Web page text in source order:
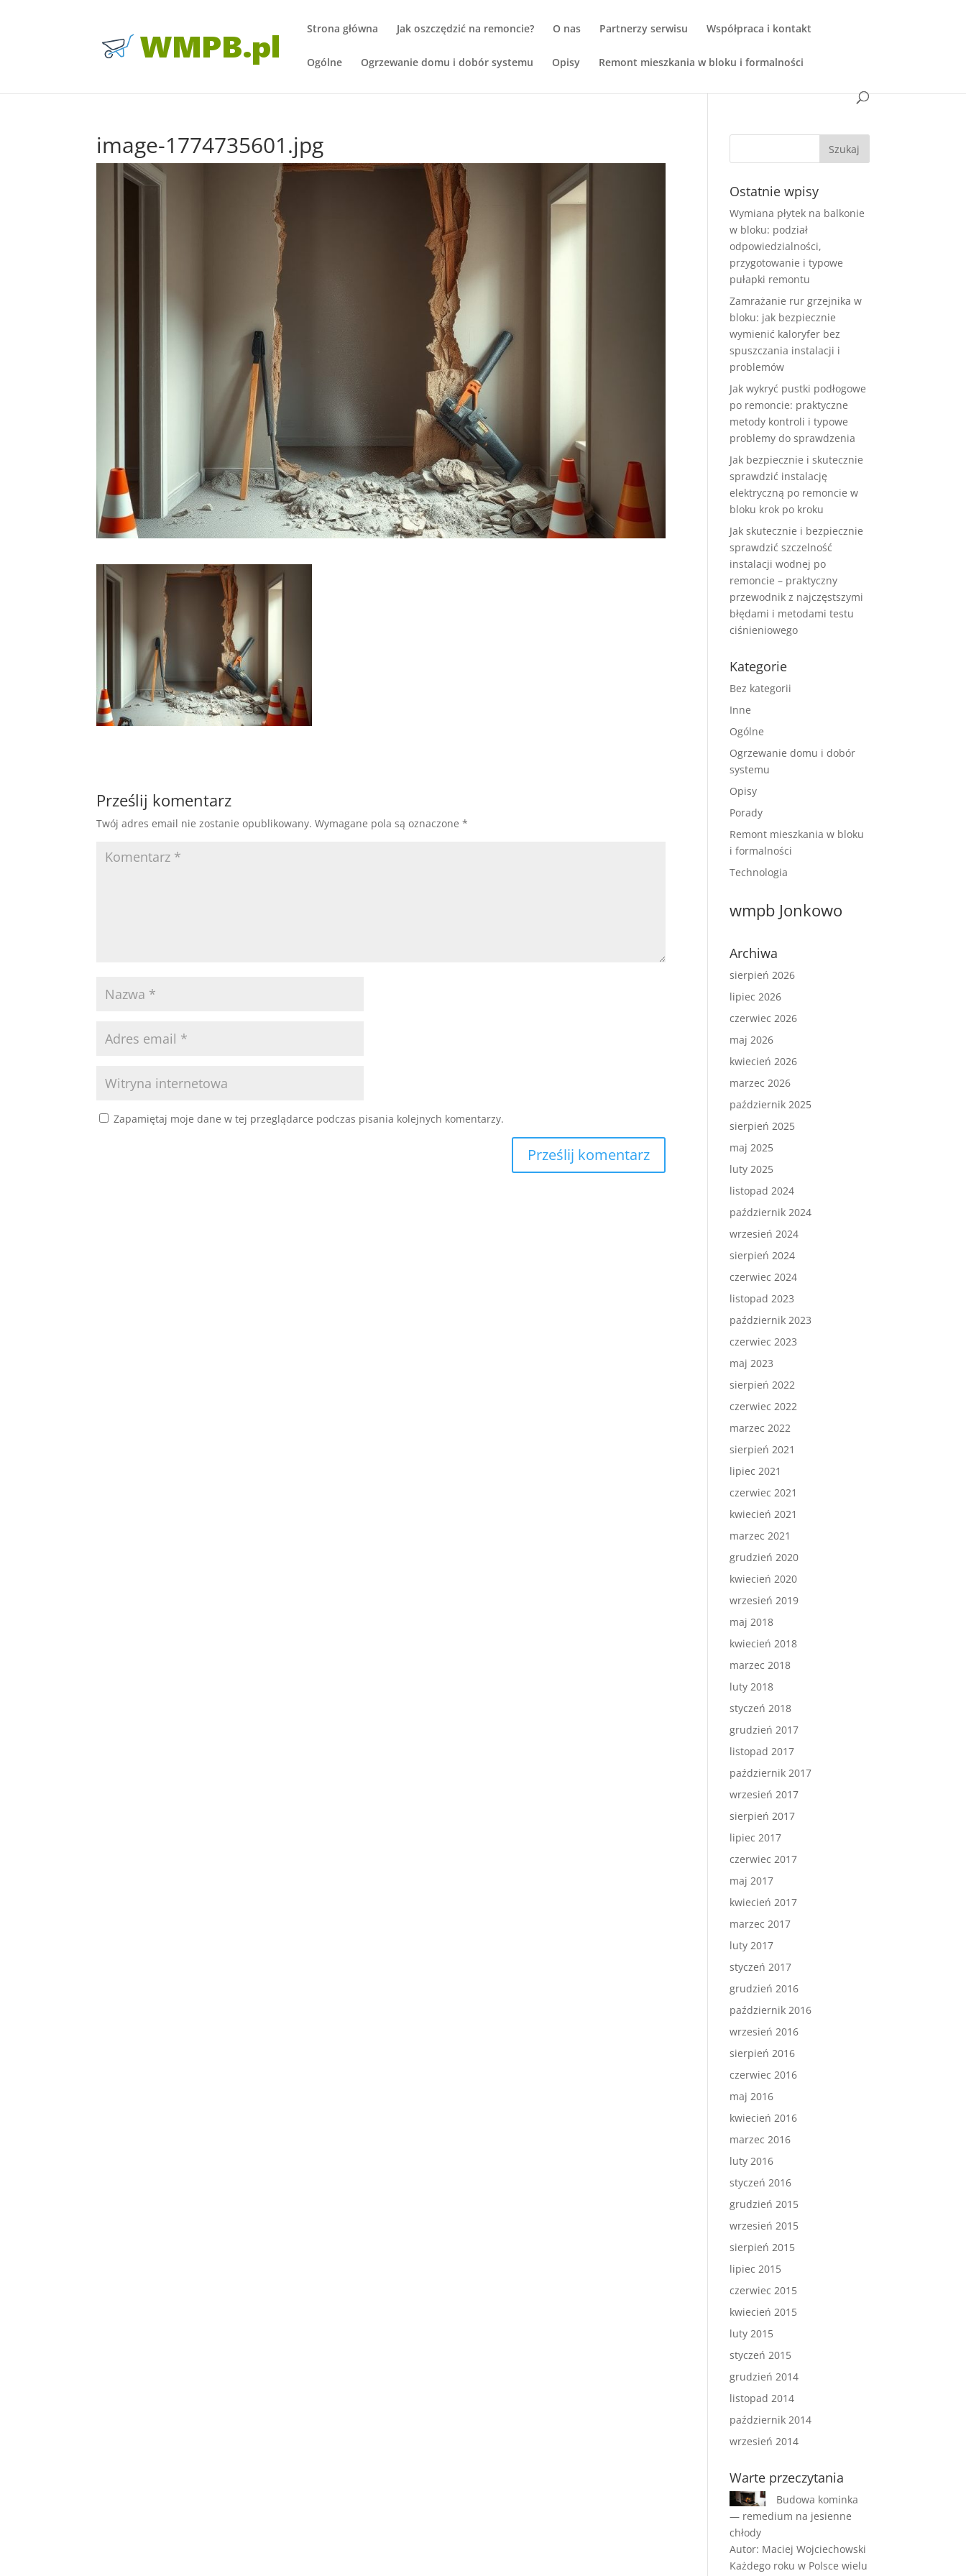
Strona główna Jak oszczędzić na remoncie? O nas Partnerzy serwisu Współpraca i kontakt
Ogólne Ogrzewanie domu i dobór systemu Opisy Remont mieszkania w bloku i formalności
image-1774735601.jpg
Prześlij komentarz
Twój adres email nie zostanie opublikowany. Wymagane pola są oznaczone*
Zapamiętaj moje dane w tej przeglądarce podczas pisania kolejnych komentarzy.
Ostatnie wpisy
Wymiana płytek na balkonie
w bloku: podział
odpowiedzialności,
przygotowanie i typowe
pułapki remontu
Zamrażanie rur grzejnika w
bloku: jak bezpiecznie
wymienić kaloryfer bez
spuszczania instalacji i
problemów
Jak wykryć pustki podłogowe
po remoncie: praktyczne
metody kontroli i typowe
problemy do sprawdzenia
Jak bezpiecznie i skutecznie
sprawdzić instalację
elektryczną po remoncie w
bloku krok po kroku
Jak skutecznie i bezpiecznie
sprawdzić szczelność
instalacji wodnej po
remoncie – praktyczny
przewodnik z najczęstszymi
błędami i metodami testu
ciśnieniowego
Kategorie
Bez kategorii
Inne
Ogólne
Ogrzewanie domu i dobór
systemu
Opisy
Porady
Remont mieszkania w bloku
i formalności
Technologia
wmpb Jonkowo
Archiwa
sierpień 2026
lipiec 2026
czerwiec 2026
maj 2026
kwiecień 2026
marzec 2026
październik 2025
sierpień 2025
maj 2025
luty 2025
listopad 2024
październik 2024
wrzesień 2024
sierpień 2024
czerwiec 2024
listopad 2023
październik 2023
czerwiec 2023
maj 2023
sierpień 2022
czerwiec 2022
marzec 2022
sierpień 2021
lipiec 2021
czerwiec 2021
kwiecień 2021
marzec 2021
grudzień 2020
kwiecień 2020
wrzesień 2019
maj 2018
kwiecień 2018
marzec 2018
luty 2018
styczeń 2018
grudzień 2017
listopad 2017
październik 2017
wrzesień 2017
sierpień 2017
lipiec 2017
czerwiec 2017
maj 2017
kwiecień 2017
marzec 2017
luty 2017
styczeń 2017
grudzień 2016
październik 2016
wrzesień 2016
sierpień 2016
czerwiec 2016
maj 2016
kwiecień 2016
marzec 2016
luty 2016
styczeń 2016
grudzień 2015
wrzesień 2015
sierpień 2015
lipiec 2015
czerwiec 2015
kwiecień 2015
luty 2015
styczeń 2015
grudzień 2014
listopad 2014
październik 2014
wrzesień 2014
Warte przeczytania
Budowa kominka
— remedium na jesienne
chłody
Autor: Maciej Wojciechowski
Każdego roku w Polsce wielu